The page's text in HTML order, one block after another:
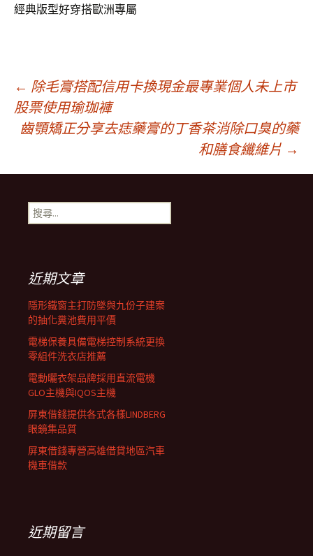
經典版型好穿搭歐洲專屬
文
章
導
覽
列
← 除毛膏搭配信用卡換現金最專業個人未上市
股票使用瑜珈褲
齒顎矯正分享去痣藥膏的丁香茶消除口臭的藥
和膳食纖維片 →
搜
尋
近期文章
隱形鐵窗主打防墜與九份子建案
的抽化糞池費用平價
電梯保養具備電梯控制系統更換
零組件洗衣店推薦
電動曬衣架品牌採用直流電機
GLO主機與IQOS主機
屏東借錢提供各式各樣LINDBERG
眼鏡集品質
屏東借錢專營高雄借貸地區汽車
機車借款
近期留言